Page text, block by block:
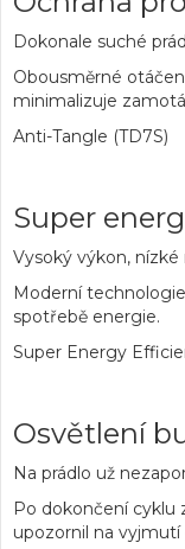
Dokonale suché
Obousměrné
minimalizuje
Anti-Tangle (TD7S)
Super
Vysoký výkon, nízké
Moderní
spotřebě energie.
Super Energy
Osvětlení
Na prádlo už
Po dokončení cyklu
upozornil na vyjmutí